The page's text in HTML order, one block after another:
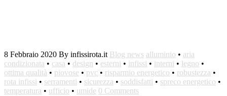
8 Febbraio 2020 By infissirota.it Blog news alluminio • aria
condizionata • casa • design • esterni • infissi • interni • legno •
ottima qualità • piovose • pvc • risparmio energetico • robustezza •
rota infissi • serramenti • sicurezza • soddisfatti • spreco energetico •
temperatura • ufficio • umide 0 Comments